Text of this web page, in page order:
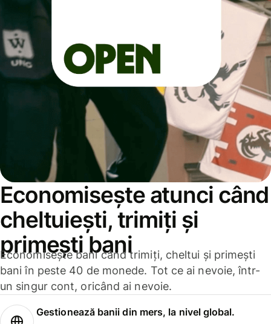
Economisește atunci când
cheltuiești, trimiți și
primești bani
Economisește bani când trimiți, cheltui și primești
bani în peste 40 de monede. Tot ce ai nevoie, într-
un singur cont, oricând ai nevoie.
Gestionează banii din mers, la nivel global.